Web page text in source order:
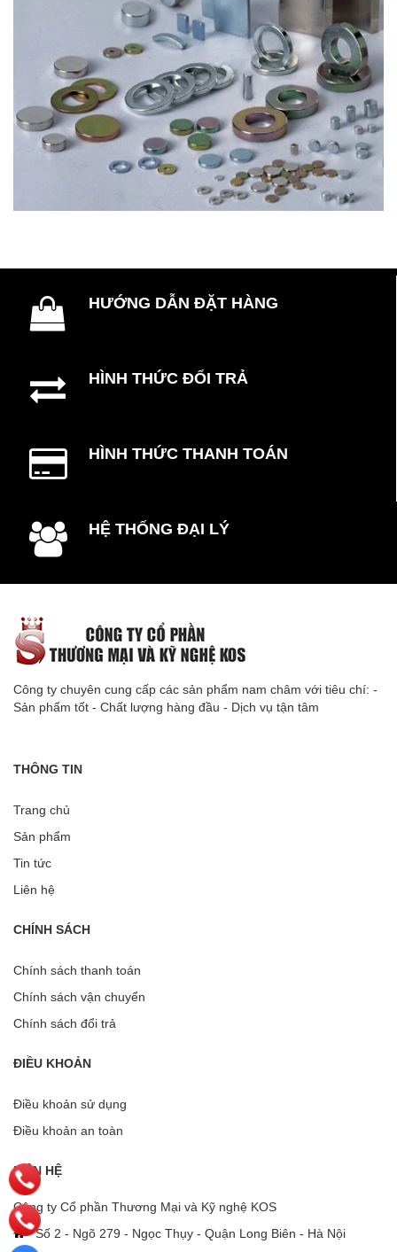
HƯỚNG DẪN ĐẶT HÀNG
HÌNH THỨC ĐỔI TRẢ
HÌNH THỨC THANH TOÁN
HỆ THỐNG ĐẠI LÝ
Công ty chuyên cung cấp các sản phẩm nam châm với tiêu chí: -
Sản phẩm tốt - Chất lượng hàng đầu - Dịch vụ tận tâm
THÔNG TIN
Trang chủ
Sản phẩm
Tin tức
Liên hệ
CHÍNH SÁCH
Chính sách thanh toán
Chính sách vận chuyển
Chính sách đổi trả
ĐIỀU KHOẢN
Điều khoản sử dụng
Điều khoản an toàn
LIÊN HỆ
Công ty Cổ phần Thương Mại và Kỹ nghệ KOS
Số 2 - Ngõ 279 - Ngọc Thụy - Quận Long Biên - Hà Nội